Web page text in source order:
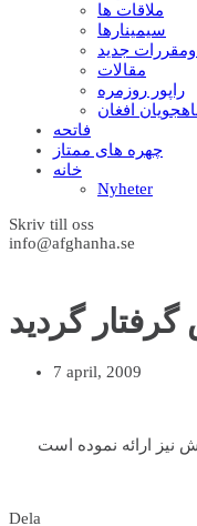
ملاقات ها
سيمينارها
ومقررات جديد
مقالات
راپور روزمره
افغان
فاتحه
چهره های ممتاز
خانه
Nyheter
Skriv till oss
info@afghanha.se
گرديد
7 april, 2009
نيز ارائه نموده است
Dela